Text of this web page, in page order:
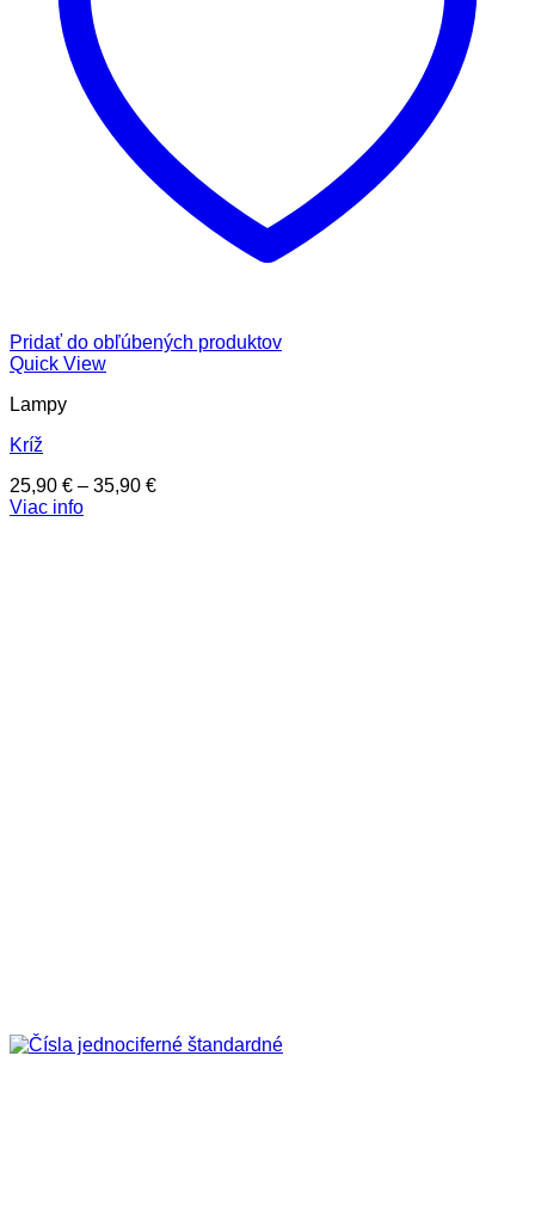
Pridať do obľúbených produktov
Quick View
Lampy
Kríž
25,90 € – 35,90 €Price
Viac info